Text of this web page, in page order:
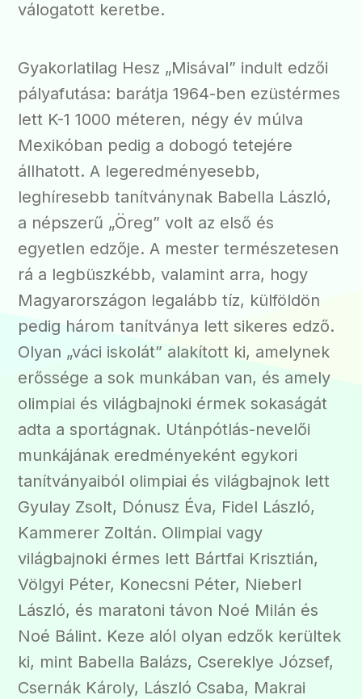
válogatott keretbe.
Gyakorlatilag Hesz „Misával” indult edzői
pályafutása: barátja 1964-ben ezüstérmes
lett K-1 1000 méteren, négy év múlva
Mexikóban pedig a dobogó tetejére
állhatott. A legeredményesebb,
leghíresebb tanítványnak Babella László,
a népszerű „Öreg” volt az első és
egyetlen edzője. A mester természetesen
rá a legbüszkébb, valamint arra, hogy
Magyarországon legalább tíz, külföldön
pedig három tanítványa lett sikeres edző.
Olyan „váci iskolát” alakított ki, amelynek
erőssége a sok munkában van, és amely
olimpiai és világbajnoki érmek sokaságát
adta a sportágnak. Utánpótlás-nevelői
munkájának eredményeként egykori
tanítványaiból olimpiai és világbajnok lett
Gyulay Zsolt, Dónusz Éva, Fidel László,
Kammerer Zoltán. Olimpiai vagy
világbajnoki érmes lett Bártfai Krisztián,
Völgyi Péter, Konecsni Péter, Nieberl
László, és maratoni távon Noé Milán és
Noé Bálint. Keze alól olyan edzők kerültek
ki, mint Babella Balázs, Csereklye József,
Csernák Károly, László Csaba, Makrai